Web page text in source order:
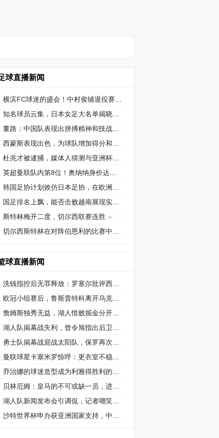
球直播新闻
横滨FC球迷的盛会！中村俊辅退役赛将在三泽球场再次相聚
知名球员云集，日本女足大名单揭晓
董路：中国队表现出拼搏精神和技战术水平，为国内青训鼓舞
西蒙斯表现出色，为球队增加得分和创造机会！
杜兆才被逮捕，媒体人猜测与亚洲杯搞黄的关系引发广泛讨论
英超曼联队内第8位！奥纳纳身价达到4000万欧元，成为喀麦隆最贵门将
韩国足协计划效仿日本足协，在欧洲设立办公室观察旅欧球员的身体情况
国足排名上飘，能否击败越南展现实力？
斯特林梅开二度，切尔西联赛连胜
切尔西斯特林在对阵伯恩利的比赛中获得 9/10 分的高分
球直播新闻
洗钱指控后无罪释放：罗塞尔批评西班牙司法系统的不公正待遇
欧冠小组赛后，鲁斯普特科离开乌克兰 矿工队前往俄罗斯，未来发展如何？
詹姆斯独秀无益，湖人惜败掘金分开赛季首秀
湖人队揭幕战失利，曾令旭指出后卫线需要适应，八村遇困难
勇士队揭幕战迎战太阳队，保罗再次创纪录延续1215场首发之路
曼联球星卡塞米罗惊呼：更衣室不稳定，球队对他要求低
乔治娜的球迷造型成为利雅得胜利的幸运符号
贝林厄姆：皇马的不可或缺一员，进球和助攻数据证明重要性
湖人队新闻发布会引调侃，记者嘲笑掘金队播音员8秒介绍首发阵容速度
沙特世界杯申办获亚洲国家支持，中国和澳大利亚的态度备受关注